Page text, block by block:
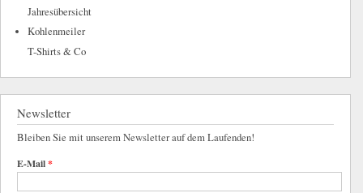
Jahresübersicht
Kohlenmeiler
T-Shirts & Co
Newsletter
Bleiben Sie mit unserem Newsletter auf dem Laufenden!
E-Mail*